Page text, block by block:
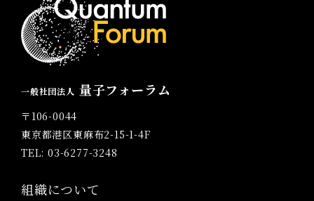
一般社団法人 量子フォーラム
〒106-0044
東京都港区東麻布2-15-1-4F
TEL: 03-6277-3248
組織について